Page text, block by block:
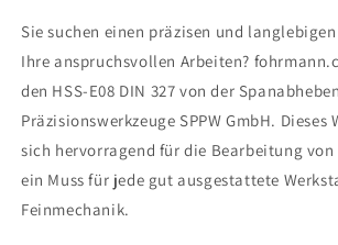
Sie suchen einen präzisen und
Ihre anspruchsvollen Arbeiten?
den HSS-E08 DIN 327 von der
Präzisionswerkzeuge SPPW GmbH. Dieses
sich hervorragend für die Bearbeitung
ein Muss für jede gut ausgestattete
Feinmechanik.